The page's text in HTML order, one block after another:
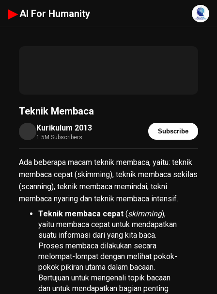
▶ AI For Humanity
Teknik Membaca
Kurikulum 2013
1.5M Subscribers
Subscribe
Ada beberapa macam teknik membaca, yaitu: teknik
membaca cepat (skimming), teknik membaca sekilas
(scanning), teknik membaca memindai, tekni
membaca nyaring dan teknik membaca intensif.
Teknik membaca cepat (skimming),
yaitu membaca cepat untuk mendapatkan
suatu informasi dari yang kita baca.
Proses membaca dilakukan secara
melompat-lompat dengan melihat pokok-
pokok pikiran utama dalam bacaan.
Bertujuan untuk mengenali topik bacaan
dan untuk mendapatkan bagian penting